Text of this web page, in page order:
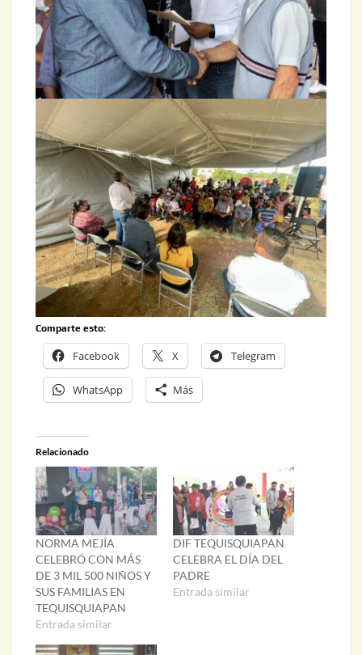
Comparte esto:
Facebook X Telegram
WhatsApp Más
Relacionado
NORMA MEJÍA
CELEBRÓ CON MÁS
DE 3 MIL 500 NIÑOS Y
SUS FAMILIAS EN
TEQUISQUIAPAN
Entrada similar
DIF TEQUISQUIAPAN
CELEBRA EL DÍA DEL
PADRE
Entrada similar